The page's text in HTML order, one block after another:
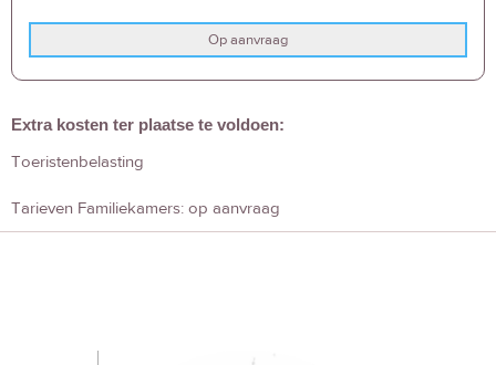
Op aanvraag
Extra kosten ter plaatse te voldoen:
Toeristenbelasting
Tarieven Familiekamers: op aanvraag